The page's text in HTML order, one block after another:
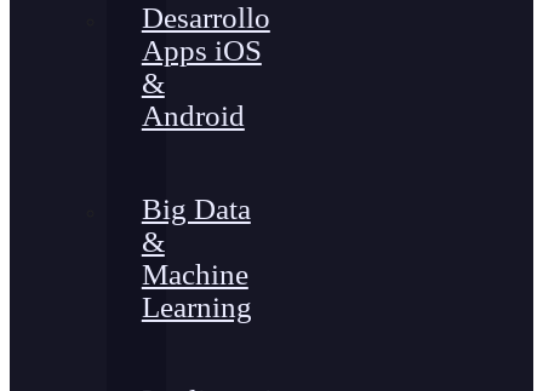
Desarrollo
Apps iOS
&
Android
Big Data
&
Machine
Learning